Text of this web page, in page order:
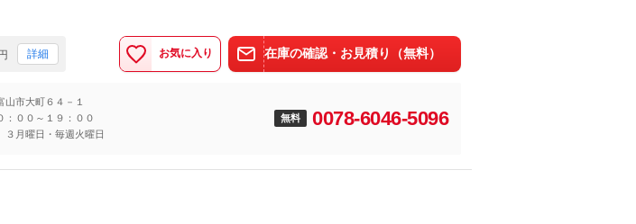
円 詳細 お気に入り 在庫の確認・お見積り（無料）
山市大町６４－１
：００～１９：００
３月曜日・毎週火曜日
無料 0078-6046-5096